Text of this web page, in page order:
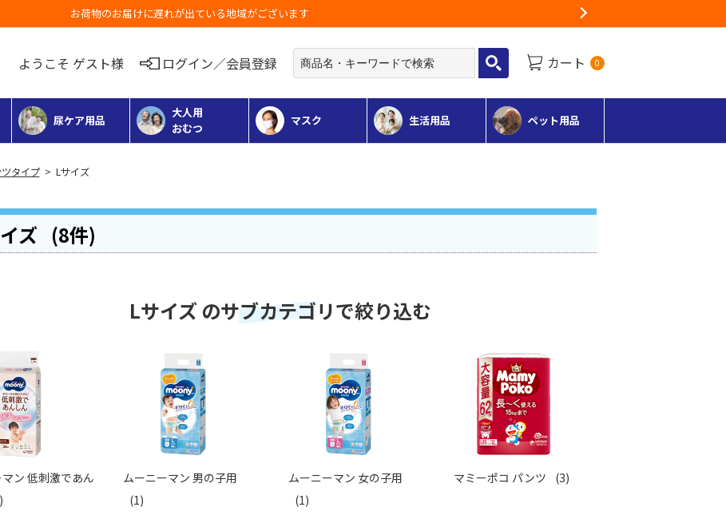
お荷物のお届けに遅れが出ている地域がございます
ようこそ ゲスト様 ログイン／会員登録 カート 0
尿ケア用品
大人用
おむつ
マスク 生活用品 ペット用品
タイプ> Lサイズ
ズ (8件)
Lサイズ のサブカテゴリで絞り込む
ン 低刺激であん
ムーニーマン 男の子用
(1)
ムーニーマン 女の子用
(1)
マミーポコ パンツ (3)